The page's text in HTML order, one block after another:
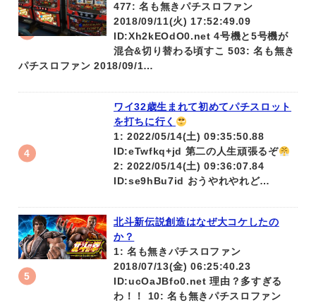
477: 名も無きパチスロファン
2018/09/11(火) 17:52:49.09
ID:Xh2kEOdO0.net 4号機と5号機が
混合&切り替わる頃すこ 503: 名も無き
パチスロファン 2018/09/1…
ワイ32歳生まれて初めてパチスロット
を打ちに行く
1: 2022/05/14(土) 09:35:50.88
ID:eTwfkq+jd 第二の人生頑張るぞ
2: 2022/05/14(土) 09:36:07.84
ID:se9hBu7id おうやれやれど…
北斗新伝説創造はなぜ大コケしたの
か？
1: 名も無きパチスロファン
2018/07/13(金) 06:25:40.23
ID:ucOaJBfo0.net 理由？多すぎる
わ！！ 10: 名も無きパチスロファン